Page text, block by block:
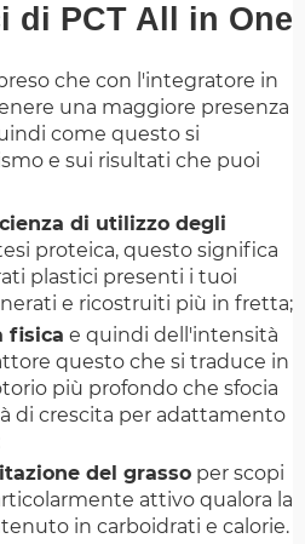
di PCT All in One
che con l'integratore in
una maggiore presenza
come questo si
e sui risultati che puoi
di utilizzo degli
proteica, questo significa
plastici presenti i tuoi
e ricostruiti più in fretta;
fisica e quindi dell'intensità
questo che si traduce in
più profondo che sfocia
di crescita per adattamento
del grasso per scopi
attivo qualora la
in carboidrati e calorie.